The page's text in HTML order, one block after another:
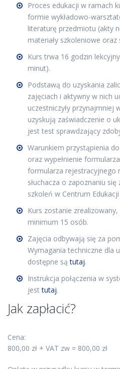
Proces edukacji w ramach
formie wykładowo-
literaturę przedmiotu (akty
materiały szkoleniowe oraz
Kurs trwa 16 godzin
minut).
Podstawą do uzyskania
zajęciach i aktywny w nich
uczestniczyły przynajmniej
uzyskują zaświadczenie o
jest test sprawdzający
Warunkiem przystąpienia
oraz wypełnienie
formularza rejestracyjnego
słuchacza o zapoznaniu
szkoleń w Centrum Edukacji
Kurs zostanie
minimum 15 osób.
Zajęcia odbywają się za
Wymagania techniczne dla
dostępne sątutaj.
Instrukcja połączenia w
jesttutaj.
Jak zapłacić?
Cena:
800,00 zł + VAT zw = 800,00 zł